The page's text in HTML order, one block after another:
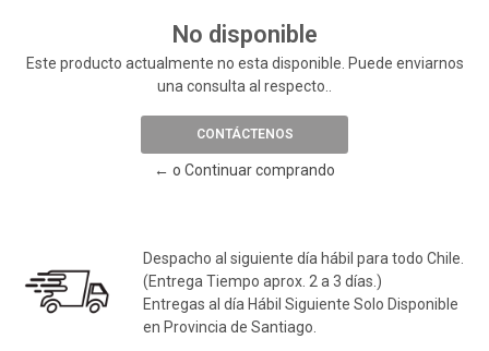
No disponible
Este producto actualmente no esta disponible. Puede enviarnos
una consulta al respecto..
CONTÁCTENOS
← o Continuar comprando
Despacho al siguiente día hábil para todo Chile.
(Entrega Tiempo aprox. 2 a 3 días.)
Entregas al día Hábil Siguiente Solo Disponible
en Provincia de Santiago.